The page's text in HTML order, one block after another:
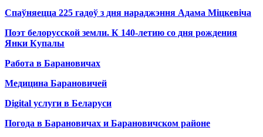
Спаўняецца 225 гадоў з дня нараджэння Адама Міцкевіча
Поэт белорусской земли. К 140-летию со дня рождения
Янки Купалы
Работа в Барановичах
Медицина Барановичей
Digital услуги в Беларуси
Погода в Барановичах и Барановичском районе